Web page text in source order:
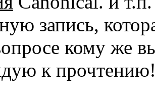
запись,
кому же
к